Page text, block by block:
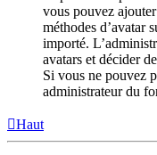
vous pouvez
méthodes d’avatar
importé.
avatars et décider
Si vous ne pouvez
administrateur du
Haut